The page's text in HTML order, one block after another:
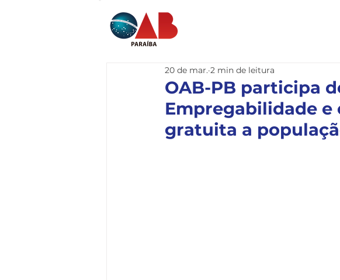
OAB-PB participa
Empregabilidade e
gratuita a
20 de mar. 2 min de leitura